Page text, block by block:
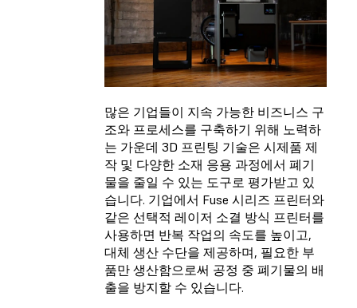
많은 기업들이 지속 가능한 비즈니스 구
조와 프로세스를 구축하기 위해 노력하
는 가운데 3D 프린팅 기술은 시제품 제
작 및 다양한 소재 응용 과정에서 폐기
물을 줄일 수 있는 도구로 평가받고 있
습니다. 기업에서 Fuse 시리즈 프린터와
같은 선택적 레이저 소결 방식 프린터를
사용하면 반복 작업의 속도를 높이고,
대체 생산 수단을 제공하며, 필요한 부
품만 생산함으로써 공정 중 폐기물의 배
출을 방지할 수 있습니다.